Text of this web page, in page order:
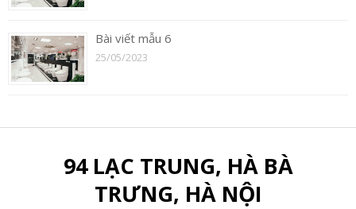
Bài viết mẫu 6
25/05/2023
94 LẠC TRUNG, HÀ BÀ
TRƯNG, HÀ NỘI